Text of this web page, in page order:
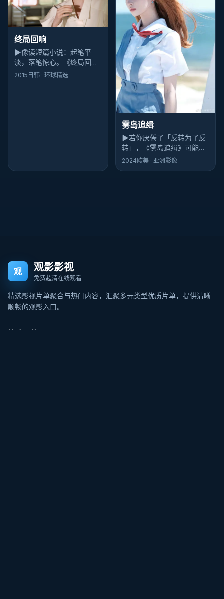
终局回响
▶像读短篇小说：起笔平
淡，落笔惊心。《终局回
响》的纪录片结构不炫技，
2015 日韩 · 环球精选
雾岛追缉
▶若你厌倦了「反转为了反
转」，《雾岛追缉》可能合
你胃口：它的反转像鞋带松
2024 欧美 · 亚洲影像
观 观影影视
免费超清在线观看
精选影视片单聚合与热门内容，汇聚多元类型优质片单，提供清晰
顺畅的观影入口。
快速导航